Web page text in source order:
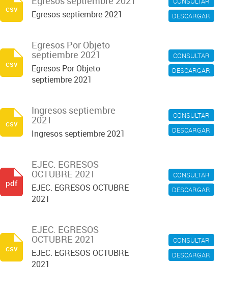
DESCARGAR
Egresos septiembre 2021
csv
CONSULTAR
DESCARGAR
Egresos Por Objeto
septiembre 2021
Egresos Por Objeto
septiembre 2021
csv
CONSULTAR
DESCARGAR
Ingresos septiembre
2021
Ingresos septiembre 2021
csv
CONSULTAR
DESCARGAR
EJEC. EGRESOS
OCTUBRE 2021
EJEC. EGRESOS OCTUBRE
2021
pdf
CONSULTAR
DESCARGAR
EJEC. EGRESOS
OCTUBRE 2021
EJEC. EGRESOS OCTUBRE
2021
csv